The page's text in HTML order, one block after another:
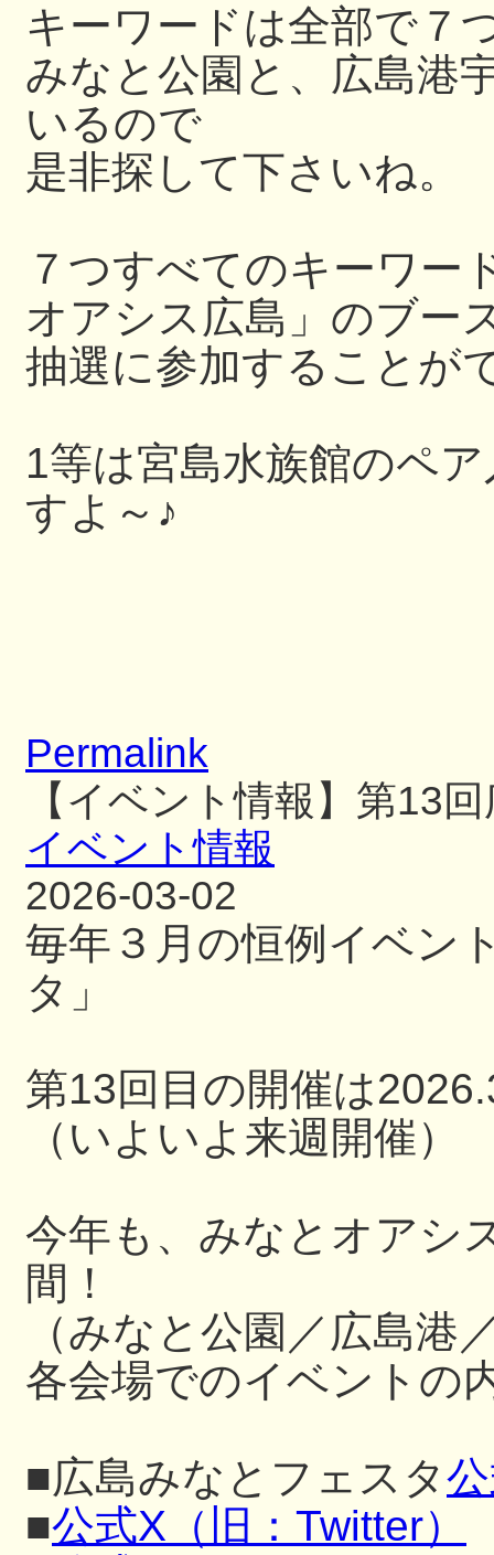
キーワードは全部
みなと公園と、広島港
いるので
是非探して下さいね。
７つすべてのキーワー
オアシス広島」のブー
抽選に参加することが
1等は宮島水族館のペ
すよ～♪
Permalink
【イベント情報】第13
イベント情報
2026-03-02
毎年３月の恒例イベン
タ」
第13回目の開催は
（いよいよ来週開催）
今年も、みなとオアシ
間！
（みなと公園／広島港
各会場でのイベントの
■広島みなとフェスタ
■公式X（旧：Twitter）